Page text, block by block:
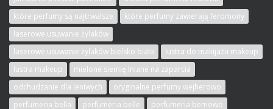
które perfumy są najtrwalsze
które perfumy zawierają feromony
laserowe usuwanie żylaków
laserowe usuwanie żylaków bielsko biała
lustra do makijażu makeup
lustra makeup
mielone siemię lniane na zaparcia
odchudzanie dla leniwych
oryginalne perfumy wejherowo
perfumeria bella
perfumeria belle
perfumeria bemowo